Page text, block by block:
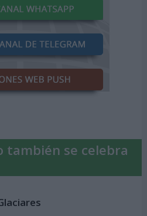
también se celebra